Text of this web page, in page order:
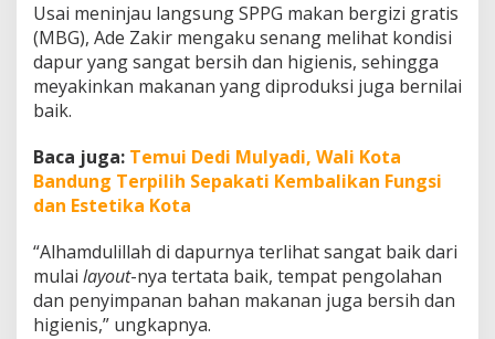
u
p
a
t
n
d
B
a
r
Usai meninjau langsung SPPG makan bergizi gratis
(MBG), Ade Zakir mengaku senang melihat kondisi
dapur yang sangat bersih dan higienis, sehingga
meyakinkan makanan yang diproduksi juga bernilai
baik.
Baca juga: Temui Dedi Mulyadi, Wali Kota
Bandung Terpilih Sepakati Kembalikan Fungsi
dan Estetika Kota
“Alhamdulillah di dapurnya terlihat sangat baik dari
mulai layout-nya tertata baik, tempat pengolahan
dan penyimpanan bahan makanan juga bersih dan
higienis,” ungkapnya.